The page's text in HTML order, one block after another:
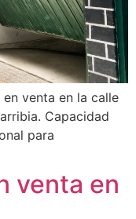
venta en la calle
Capacidad
para
venta en